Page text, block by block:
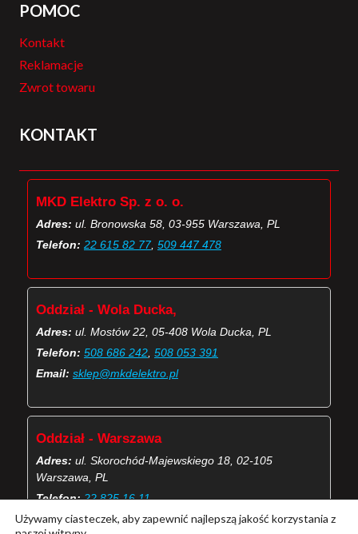
POMOC
Kontakt
Reklamacje
Zwrot towaru
KONTAKT
MKD Elektro Sp. z o. o.
Adres: ul. Bronowska 58, 03-955 Warszawa, PL
Telefon: 22 615 82 77, 509 447 478
Oddział - Wola Ducka,
Adres: ul. Mostów 22, 05-408 Wola Ducka, PL
Telefon: 508 686 242 508 053 391
Email: sklep@mkdelektro.pl
Oddział - Warszawa
Adres: ul. Skorochód-Majewskiego 18, 02-105
Warszawa, PL
Telefon: 22 825 16 11
Email: skorochod@mkdelektro.pl
Używamy ciasteczek, aby zapewnić najlepszą jakość korzystania z